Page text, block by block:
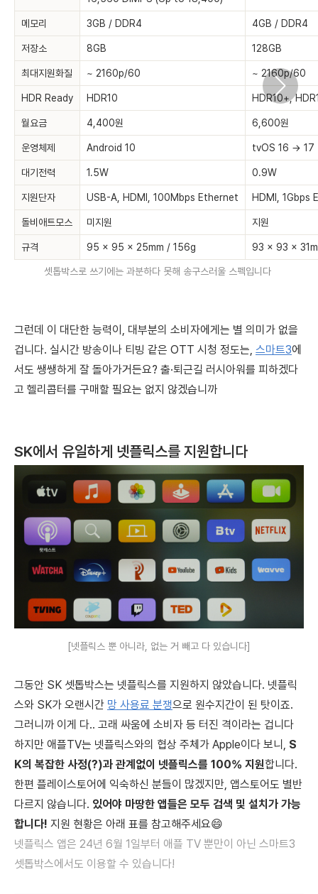
메모리 3GB / DDR4 4GB / DDR4
저장소 8GB 128GB
최대지원화질 ~ 2160p/60 ~ 2160p/60
HDR Ready HDR10 HDR10+,
월요금 4,400원 6,600원
운영체제 Android 10 tvOS 16 → 17
대기전력 1.5W 0.9W
지원단자 USB-A, HDMI, 100Mbps Ethernet HDMI, 1Gbps
돌비애트모스 미지원 지원
규격 95 x 95 x 25mm / 156g 93 x 93 x
셋톱박스로 쓰기에는 과분하다 못해 송구스러울 스펙입니다
그런데 이 대단한 능력이, 대부분의 소비자에게는 별 의미가 없을
겁니다. 실시간 방송이나 티빙 같은 OTT 시청 정도는, 스마트3에
서도 쌩쌩하게 잘 돌아가거든요? 출·퇴근길 러시아워를 피하겠다
고 헬리콥터를 구매할 필요는 없지 않겠습니까
SK에서 유일하게 넷플릭스를 지원합니다
[넷플릭스 뿐 아니라, 없는 거 빼고 다 있습니다]
그동안 SK 셋톱박스는 넷플릭스를 지원하지 않았습니다. 넷플릭
스와 SK가 오랜시간 망 사용료 분쟁으로 원수지간이 된 탓이죠.
그러니까 이게 다.. 고래 싸움에 소비자 등 터진 격이라는 겁니다
하지만 애플TV는 넷플릭스와의 협상 주체가 Apple이다 보니, S
K의 복잡한 사정(?)과 관계없이 넷플릭스를 100% 지원합니다.
한편 플레이스토어에 익숙하신 분들이 많겠지만, 앱스토어도 별반
다르지 않습니다. 있어야 마땅한 앱들은 모두 검색 및 설치가 가능
합니다! 지원 현황은 아래 표를 참고해주세요😄
넷플릭스 앱은 24년 6월 1일부터 애플 TV 뿐만이 아닌 스마트3
셋톱박스에서도 이용할 수 있습니다!